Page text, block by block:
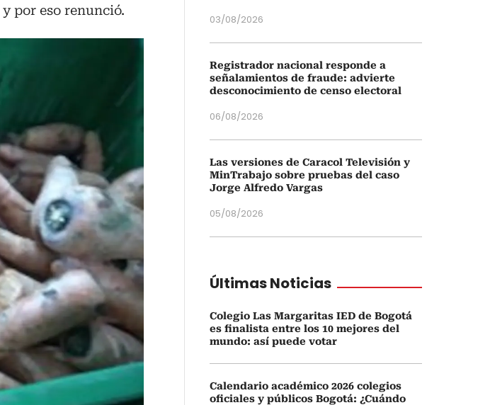
y por eso renunció.
03/08/2026
Registrador nacional responde a
señalamientos de fraude: advierte
desconocimiento de censo electoral
06/08/2026
Las versiones de Caracol Televisión y
MinTrabajo sobre pruebas del caso
Jorge Alfredo Vargas
05/08/2026
Últimas Noticias
Colegio Las Margaritas IED de Bogotá
es finalista entre los 10 mejores del
mundo: así puede votar
Calendario académico 2026 colegios
oficiales y públicos Bogotá: ¿Cuándo